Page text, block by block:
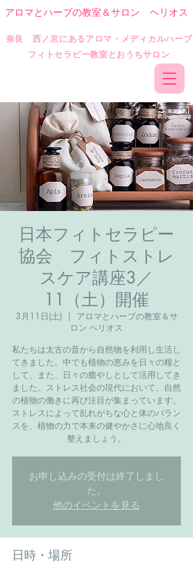
​奈良 西ノ京にあるアロマ・メディカルハーブ
フィトセラピー教室とおうちサロン
アロマとハーブの教室＆サロン ヘリオス
日本フィトセラピー
協会 フィトストレ
スケア講座3／
11（土）開催
3月11日(土)
  |
アロマとハーブの教室＆サ
ロン ヘリオス
私たちは太古の昔から自然物を利用し生活し
てきました。中でも植物の恵みを日々の糧と
して、また、日々の癒やしとして活用してき
ました。ストレス社会の現代において、自然
の植物の働きに再び注目が集まっています。
ストレスによって乱れがちな心と体のバラン
スを、植物の力で本来の健やかさに心地良く
整えましょう。
お申し込みの受付は終了しまし
た。
他のイベントを見る
日時・場所